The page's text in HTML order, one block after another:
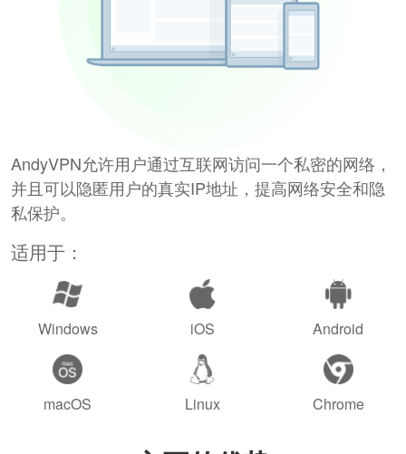
AndyVPN允许用户通过互联网访问一个私密的网络，
并且可以隐匿用户的真实IP地址，提高网络安全和隐
私保护。
适用于：
Windows iOS Android
macOS Linux Chrome